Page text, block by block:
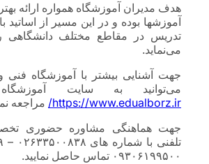
هدف مدیران آموزشگاه همواره ارائه
آموزشها بوده و در این مسیر از اساتید
تدریس در مقاطع مختلف دانشگاهی
می‌نماید.
جهت آشنایی بیشتر با آموزشگاه فنی
می‌توانید به سایت
https://www.edualborz.ir/
مراجعه
جهت هماهنگی مشاوره حضوری
۰۹۳۰۶۱۹۹۵۰۰ تماس حاصل نمایید.